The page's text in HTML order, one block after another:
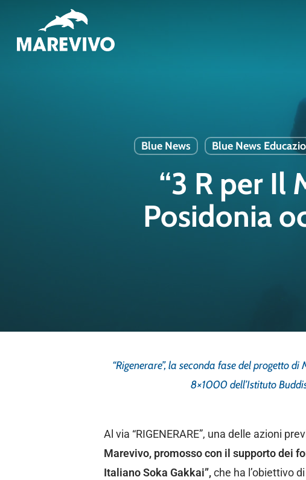
main
Blue News Blue News
“3 R per Il
Posidonia
“Rigenerare”, la seconda fase del progetto
8×1000 dell’Istituto
Al via “RIGENERARE”, una delle azioni
Marevivo, promossocon il supporto dei
Italiano Soka Gakkai”,che ha l’obiettivo